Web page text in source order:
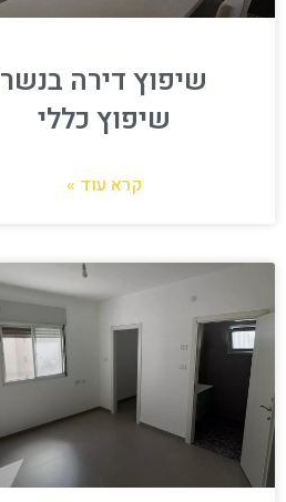
שיפוץ דירה בנשר
שיפוץ כללי
קרא עוד »